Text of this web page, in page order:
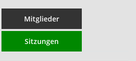
Mitglieder
Sitzungen